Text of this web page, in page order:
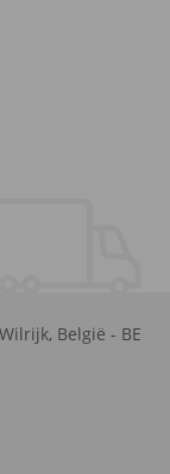
Wilrijk, België - BE